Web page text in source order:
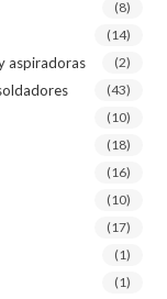
(8)
(14)
aspiradoras (2)
(43)
(10)
(18)
(16)
(10)
(17)
(1)
(1)